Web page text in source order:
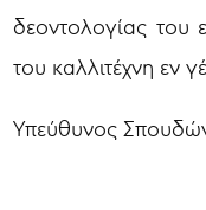
δεοντολογίας του
του καλλιτέχνη εν
Υπεύθυνος